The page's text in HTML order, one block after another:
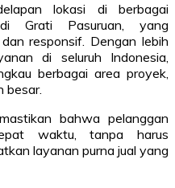
lokasi di berbagai
Grati Pasuruan, yang
responsif. Dengan lebih
di seluruh Indonesia,
berbagai area proyek,
besar.
bahwa pelanggan
waktu, tanpa harus
layanan purna jual yang